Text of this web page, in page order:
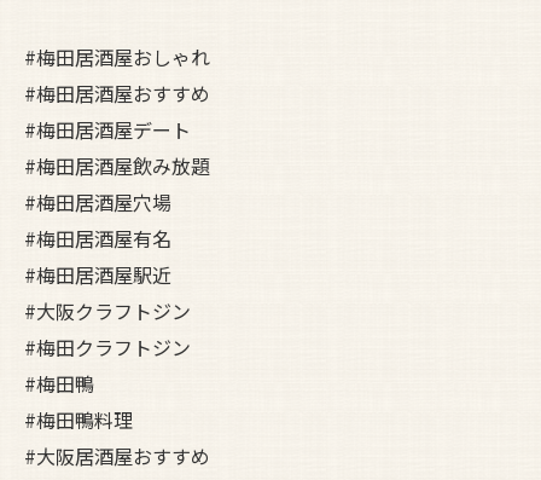
#梅田居酒屋おしゃれ
#梅田居酒屋おすすめ
#梅田居酒屋デート
#梅田居酒屋飲み放題
#梅田居酒屋穴場
#梅田居酒屋有名
#梅田居酒屋駅近
#大阪クラフトジン
#梅田クラフトジン
#梅田鴨
#梅田鴨料理
#大阪居酒屋おすすめ